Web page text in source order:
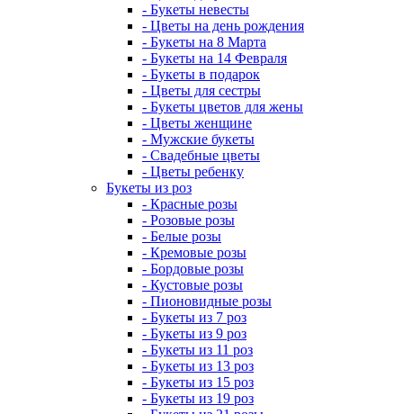
- Букеты невесты
- Цветы на день рождения
- Букеты на 8 Марта
- Букеты на 14 Февраля
- Букеты в подарок
- Цветы для сестры
- Букеты цветов для жены
- Цветы женщине
- Мужские букеты
- Свадебные цветы
- Цветы ребенку
Букеты из роз
- Красные розы
- Розовые розы
- Белые розы
- Кремовые розы
- Бордовые розы
- Кустовые розы
- Пионовидные розы
- Букеты из 7 роз
- Букеты из 9 роз
- Букеты из 11 роз
- Букеты из 13 роз
- Букеты из 15 роз
- Букеты из 19 роз